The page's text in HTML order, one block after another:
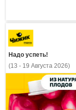
Надо успеть!
(13 - 19 Августа 2026)